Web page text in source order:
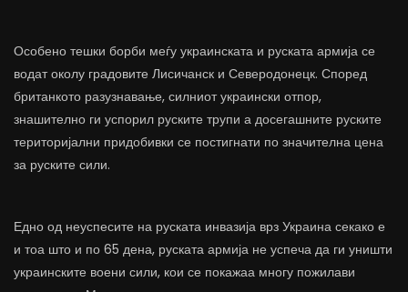
Особено тешки борби меѓу украинската и руската армија се
водат околу градовите Лисичанск и Северодонецк. Според
британкото разузнавање, силниот украински отпор,
знашително ги успорил руските трупи а досегашните руските
територијални придобивки се постигнати по значителна цена
за руските сили.
Едно од неуспесите на руската инвазија врз Украина секако е
и тоа што и по 65 дена, руската армија не успеча да ги уништи
украинските воени сили, кои се покажаа многу пожилави